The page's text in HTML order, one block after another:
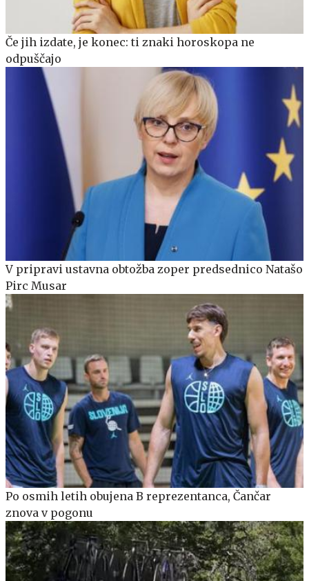
Če jih izdate, je konec: ti znaki horoskopa ne
odpuščajo
V pripravi ustavna obtožba zoper predsednico Natašo
Pirc Musar
Po osmih letih obujena B reprezentanca, Čančar
znova v pogonu